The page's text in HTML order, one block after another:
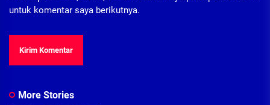
untuk komentar saya berikutnya.
More Stories